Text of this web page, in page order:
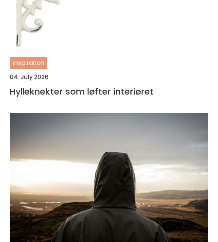
inspiration
04. July 2026
Hylleknekter som løfter interiøret